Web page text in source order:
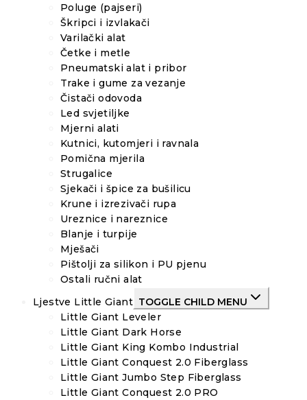
Poluge (pajseri)
Škripci i izvlakači
Varilački alat
Četke i metle
Pneumatski alat i pribor
Trake i gume za vezanje
Čistači odovoda
Led svjetiljke
Mjerni alati
Kutnici, kutomjeri i ravnala
Pomična mjerila
Strugalice
Sjekači i špice za bušilicu
Krune i izrezivači rupa
Ureznice i nareznice
Blanje i turpije
Mješači
Pištolji za silikon i PU pjenu
Ostali ručni alat
Ljestve Little Giant TOGGLE CHILD MENU
Little Giant Leveler
Little Giant Dark Horse
Little Giant King Kombo Industrial
Little Giant Conquest 2.0 Fiberglass
Little Giant Jumbo Step Fiberglass
Little Giant Conquest 2.0 PRO